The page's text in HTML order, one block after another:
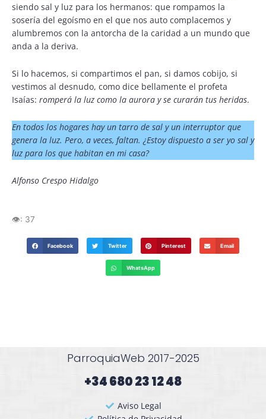
siendo sal y luz para los hermanos: que rompamos la
sosería del egoísmo en el que nos auto complacemos y
alumbremos con la antorcha de la caridad a un mundo que
anda a la deriva.
Si lo hacemos, si compartimos el pan, si damos cobijo, si
vestimos al desnudo, como dice bellamente el profeta
Isaías: romperá la luz como la aurora y se curarán tus heridas.
En todos los hogares hay un tarro de sal y un interruptor que
genera la luz. Pero, a veces, faltan. ¿Estoy dispuesto a ser yo sal y
luz para los que habitan en mi casa?
Alfonso Crespo Hidalgo
👁️: 37
Facebook Twitter Pinterest Email
WhatsApp
ParroquiaWeb 2017-2025
+34 680 23 12 48​
Aviso Legal